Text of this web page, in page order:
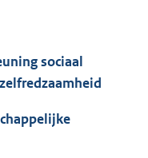
sociaal